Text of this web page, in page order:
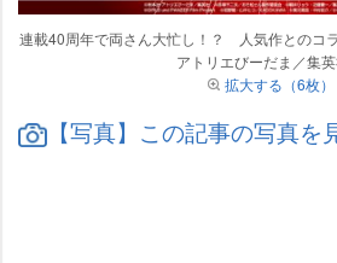
連載40周年で両さん大忙し！？ 人気作とのコ
アトリエびーだま／集
拡大する（6枚）
【写真】この記事の写真を